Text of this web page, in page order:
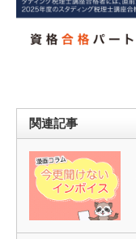
関連記事